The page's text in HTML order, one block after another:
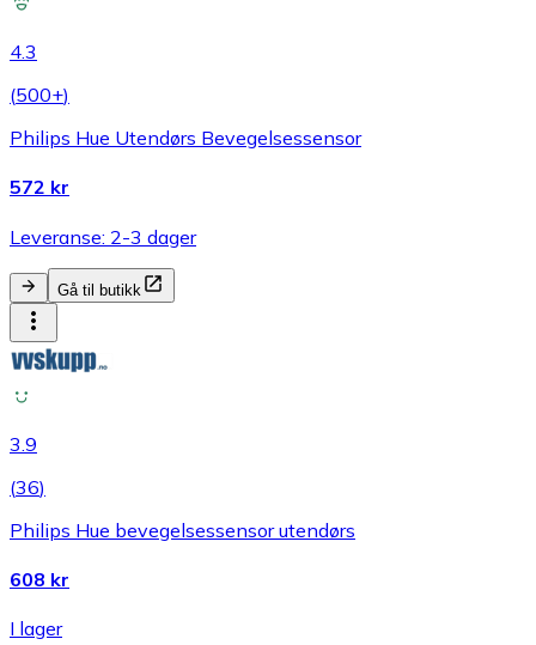
4.3
(500+)
Philips Hue Utendørs Bevegelsessensor
572 kr
Leveranse: 2-3 dager
Gå til butikk
3.9
(36)
Philips Hue bevegelsessensor utendørs
608 kr
I lager